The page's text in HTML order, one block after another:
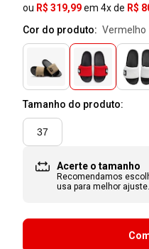
ou R$ 319,99em 4x de R$
Cor do produto:
vermelho
Tamanho do produto:
37
Acerte o tamanho
Recomendamos
usa para melhor ajuste.